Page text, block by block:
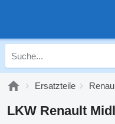
Ersatzteile
LKW Renault